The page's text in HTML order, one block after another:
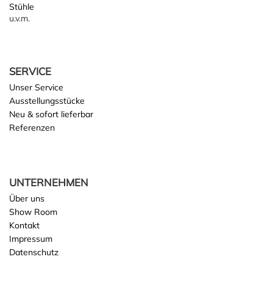
Stühle
u.v.m.
SERVICE
Unser Service
Ausstellungsstücke
Neu & sofort lieferbar
Referenzen
UNTERNEHMEN
Über uns
Show Room
Kontakt
Impressum
Datenschutz